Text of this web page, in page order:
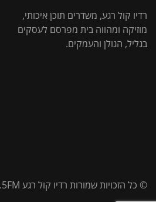
רדיו קול רגע, משדרים תוכן איכותי,
מוזיקה ומהווה בית מפרסם לעסקים
בגליל, הגולן והעמקים.
© כל הזכויות שמורות רדיו קול רגע 96FM 91.5FM